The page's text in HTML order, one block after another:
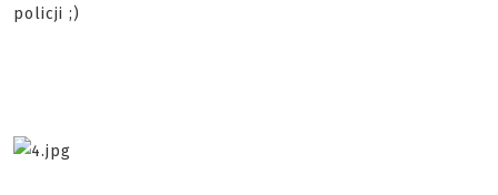
policji ;)